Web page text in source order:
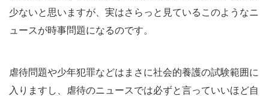
少ないと思いますが、実はさらっと見ているこのようなニ
ュースが時事問題になるのです。
虐待問題や少年犯罪などはまさに社会的養護の試験範囲に
入りますし、虐待のニュースでは必ずと言っていいほど自